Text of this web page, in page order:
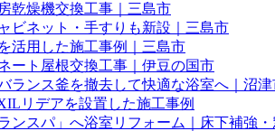
乾燥機交換工事｜三島市
ビネット・手すりも新設｜三島市
活用した施工事例｜三島市
ート屋根交換工事｜伊豆の国市
ランス釜を撤去して快適な浴室へ｜沼津
リデアを設置した施工事例
ンスパ」へ浴室リフォーム｜床下補強